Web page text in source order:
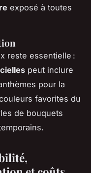
exposé à toutes
reste essentielle :
peut inclure
pour la
favorites du
de bouquets